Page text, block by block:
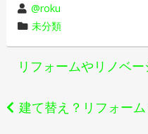
投
稿
者
@roku
カ
テ
ゴ
未分類
投
稿
リフォームやリノベ
建て替え？リフォー